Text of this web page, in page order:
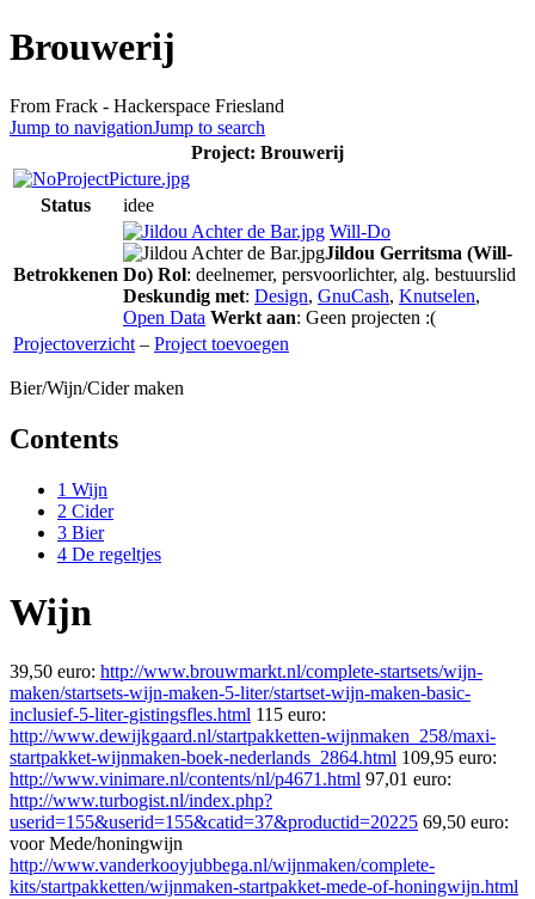
Brouwerij
From Frack - Hackerspace Friesland
Jump to navigationJump to search
Project: Brouwerij
Status idee
Betrokkenen
Will-Do
Jildou Gerritsma (Will-
Do) Rol: deelnemer, persvoorlichter, alg. bestuurslid
Deskundig met: Design, GnuCash, Knutselen,
Open Data Werkt aan: Geen projecten :(
Projectoverzicht – Project toevoegen
Bier/Wijn/Cider maken
Contents
1 Wijn
2 Cider
3 Bier
4 De regeltjes
Wijn
39,50 euro: http://www.brouwmarkt.nl/complete-startsets/wijn-
maken/startsets-wijn-maken-5-liter/startset-wijn-maken-basic-
inclusief-5-liter-gistingsfles.html 115 euro:
http://www.dewijkgaard.nl/startpakketten-wijnmaken_258/maxi-
startpakket-wijnmaken-boek-nederlands_2864.html 109,95 euro:
http://www.vinimare.nl/contents/nl/p4671.html 97,01 euro:
http://www.turbogist.nl/index.php?
userid=155&userid=155&catid=37&productid=20225 69,50 euro:
voor Mede/honingwijn
http://www.vanderkooyjubbega.nl/wijnmaken/complete-
kits/startpakketten/wijnmaken-startpakket-mede-of-honingwijn.html